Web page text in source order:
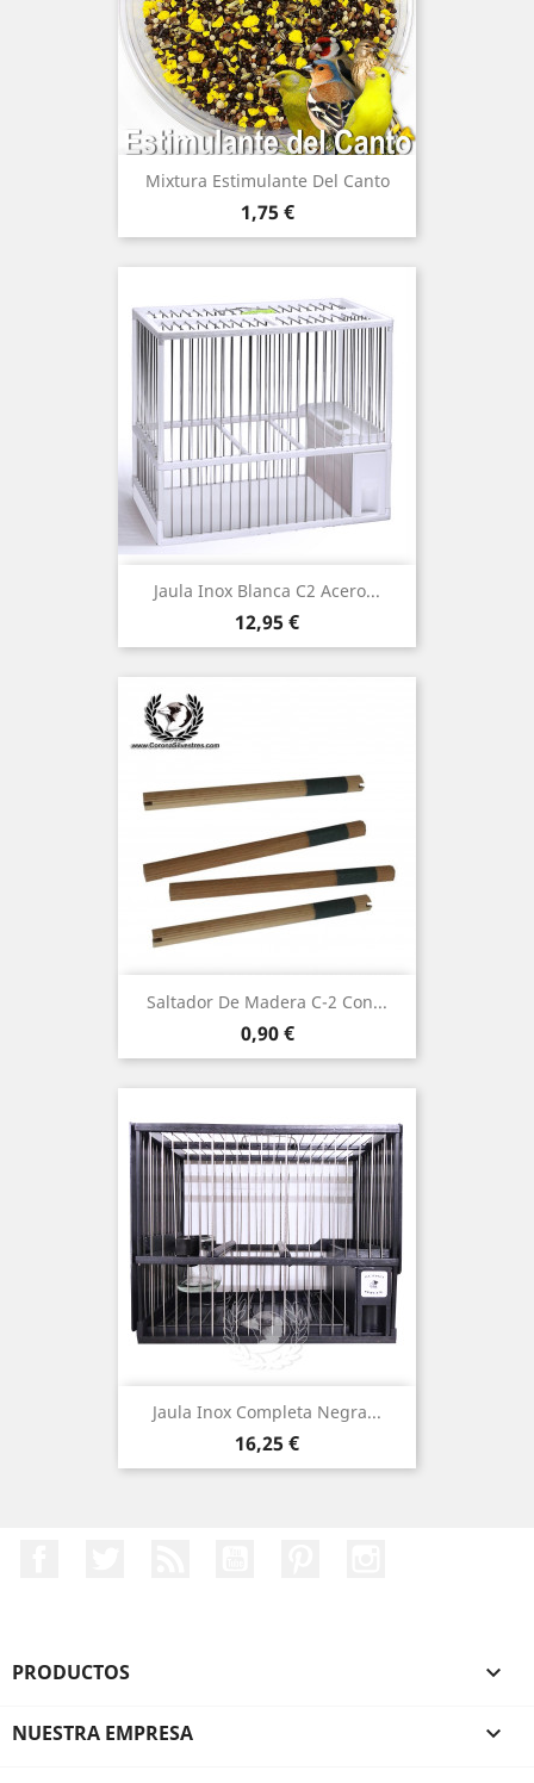
Mixtura Estimulante Del Canto
Precio
1,75 €
Jaula Inox Blanca C2 Acero...
Precio
12,95 €
Saltador De Madera C-2 Con...
Precio
0,90 €
Jaula Inox Completa Negra...
Precio
16,25 €
PRODUCTOS 
NUESTRA EMPRESA 